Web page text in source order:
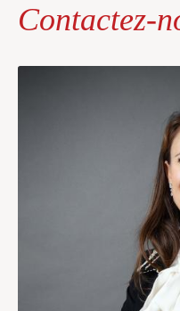
Contactez-